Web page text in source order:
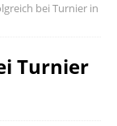
bei Turnier in
Turnier